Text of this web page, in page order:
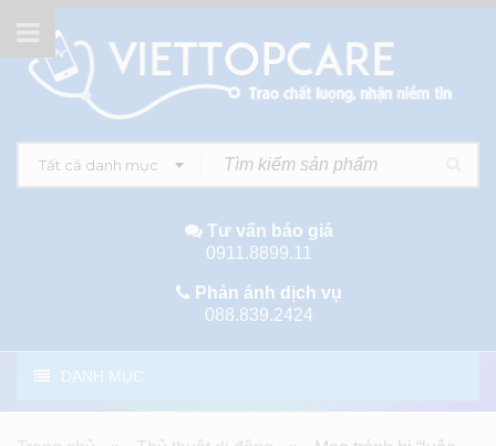
Tất cả danh mục
Tư vấn báo giá
0911.8899.11
Phản ánh dịch vụ
088.839.2424
DANH MỤC